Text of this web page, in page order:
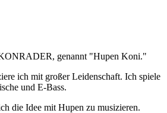
genannt "Hupen Koni."
ich mit großer Leidenschaft. Ich spiele
und E-Bass.
die Idee mit Hupen zu musizieren.